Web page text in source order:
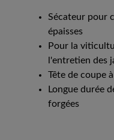
Sécateur pour
épaisses
Pour la
l'entretien des
Tête de coupe
Longue durée
forgées